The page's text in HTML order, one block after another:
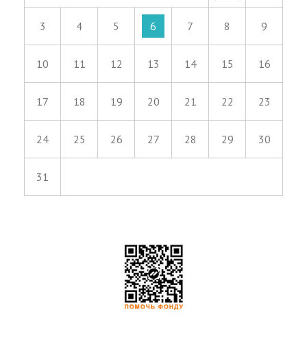
3 4 5 6 7 8 9
10 11 12 13 14 15 16
17 18 19 20 21 22 23
24 25 26 27 28 29 30
31